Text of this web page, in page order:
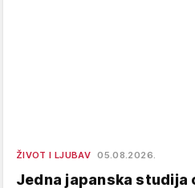
ŽIVOT I LJUBAV 05.08.2026.
Jedna japanska studija